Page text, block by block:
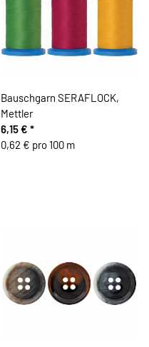
Bauschgarn SERAFLOCK,
Mettler
6,15 € *
0,62 € pro 100 m